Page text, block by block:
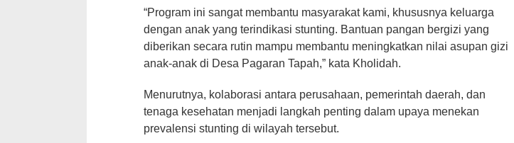
“Program ini sangat membantu masyarakat kami, khususnya keluarga
dengan anak yang terindikasi stunting. Bantuan pangan bergizi yang
diberikan secara rutin mampu membantu meningkatkan nilai asupan gizi
anak-anak di Desa Pagaran Tapah,” kata Kholidah.
Menurutnya, kolaborasi antara perusahaan, pemerintah daerah, dan
tenaga kesehatan menjadi langkah penting dalam upaya menekan
prevalensi stunting di wilayah tersebut.